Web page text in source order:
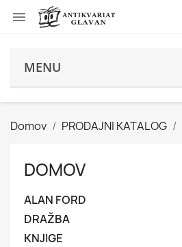

MENU
Domov PRODAJNI KATALOG
DOMOV
ALAN FORD
DRAŽBA
KNJIGE